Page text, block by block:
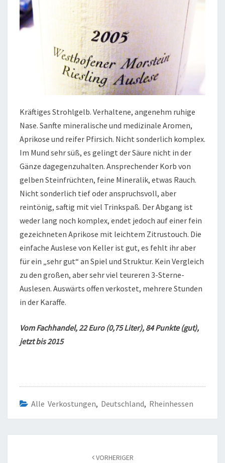
Kräftiges Strohlgelb. Verhaltene, angenehm ruhige
Nase. Sanfte mineralische und medizinale Aromen,
Aprikose und reifer Pfirsich. Nicht sonderlich komplex.
Im Mund sehr süß, es gelingt der Säure nicht in der
Gänze dagegenzuhalten. Ansprechender Korb von
gelben Steinfrüchten, feine Mineralik, etwas Rauch.
Nicht sonderlich tief oder anspruchsvoll, aber
reintönig, saftig mit viel Trinkspaß. Der Abgang ist
weder lang noch komplex, endet jedoch auf einer fein
gezeichneten Aprikose mit leichtem Zitrustouch. Die
einfache Auslese von Keller ist gut, es fehlt ihr aber
für ein „sehr gut“ an Spiel und Struktur. Kein Vergleich
zu den großen, aber sehr viel teureren 3-Sterne-
Auslesen. Auswärts offen verkostet, mehrere Stunden
in der Karaffe.
Vom Fachhandel, 22 Euro (0,75 Liter), 84 Punkte (gut),
jetzt bis 2015
Alle Verkostungen, Deutschland, Rheinhessen
VORHERIGER